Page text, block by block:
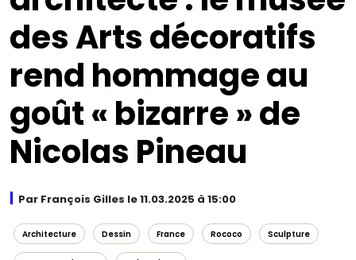
des Arts décoratifs
rend hommage au
goût « bizarre » de
Nicolas Pineau
Par François Gilles le 11.03.2025 à 15:00
Architecture Dessin France Rococo Sculpture